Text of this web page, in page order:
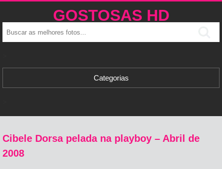
GOSTOSAS HD
Categorias
Cibele Dorsa pelada na playboy – Abril de
2008